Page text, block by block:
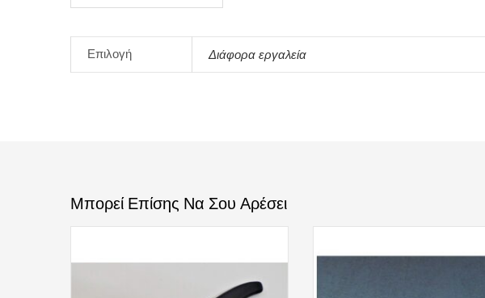
Επιλογή Διάφορα εργαλεία
Μπορεί Επίσης Να Σου Αρέσει